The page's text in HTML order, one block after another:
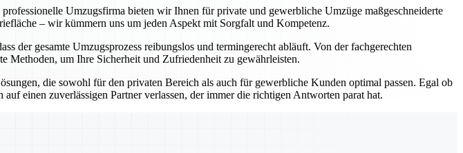
Umzugsfirma bieten wir Ihnen für private und gewerbliche Umzüge maßgeschneiderte
– wir kümmern uns um jeden Aspekt mit Sorgfalt und Kompetenz.
der gesamte Umzugsprozess reibungslos und termingerecht abläuft. Von der fachgerechten
Methoden, um Ihre Sicherheit und Zufriedenheit zu gewährleisten.
die sowohl für den privaten Bereich als auch für gewerbliche Kunden optimal passen. Egal ob
einen zuverlässigen Partner verlassen, der immer die richtigen Antworten parat hat.